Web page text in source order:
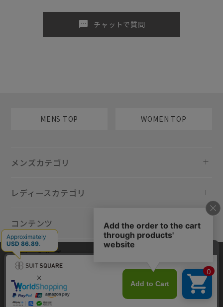
sms チャットで質問
MENS TOP WOMEN TOP
メンズカテゴリ
レディースカテゴリ
コンテンツ
規約・ヘルプ
当サイトでは利用体験の向上およびコンテンツの最適な提供、トラフィ
ックの分析を目的としてCookieを使用しています。サイトの閲覧を継続
された場合、Cookieの利用に同意したものといたします。詳細について
はプライバシーポリシー をご確認ください。